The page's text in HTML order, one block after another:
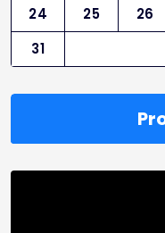
24
25 26
31